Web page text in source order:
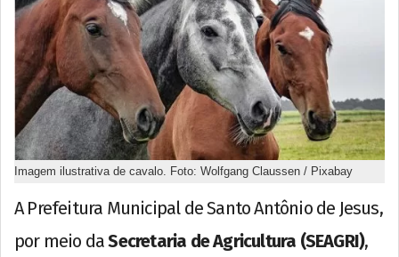
Imagem ilustrativa de cavalo. Foto: Wolfgang Claussen / Pixabay
A Prefeitura Municipal de Santo Antônio de Jesus,
por meio daSecretaria de Agricultura (SEAGRI),